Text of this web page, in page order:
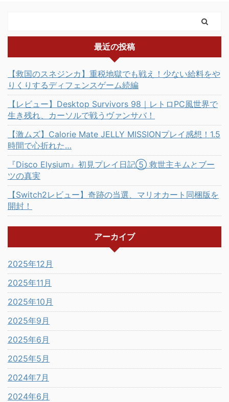
最近の投稿
【救国のスネジンカ】重税地獄でも戦え！少ない給料をや
りくりするディフェンスゲーム続編
【レビュー】Desktop Survivors 98｜レトロPC風世界で
生き残れ、カーソルで戦うヴァンサバ！
【激ムズ】Calorie Mate JELLY MISSIONプレイ感想！1.5
時間で心折れた…
『Disco Elysium』初見プレイ日記⑤ 救世主キムとブー
ツの真実
【Switch2レビュー】奇跡の当選、マリオカート同梱版を
開封！
アーカイブ
2025年12月
2025年11月
2025年10月
2025年9月
2025年6月
2025年5月
2024年7月
2024年6月